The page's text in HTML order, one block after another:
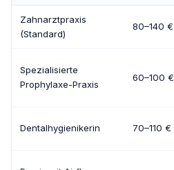
Zahnarztpraxis
(Standard)
80–140 €
Spezialisierte
Prophylaxe-Praxis
60–100 €
Dentalhygienikerin 70–110 €